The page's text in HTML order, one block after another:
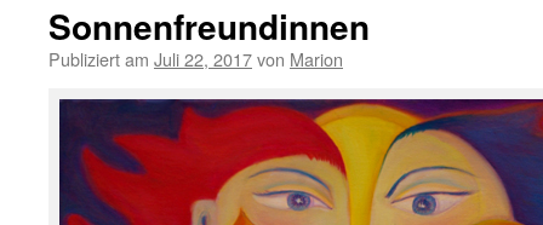
Sonnenfreundinnen
Publiziert am Juli 22, 2017von Marion